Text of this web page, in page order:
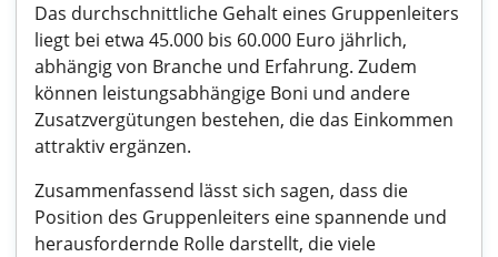
Das durchschnittliche Gehalt eines Gruppenleiters
liegt bei etwa 45.000 bis 60.000 Euro jährlich,
abhängig von Branche und Erfahrung. Zudem
können leistungsabhängige Boni und andere
Zusatzvergütungen bestehen, die das Einkommen
attraktiv ergänzen.
Zusammenfassend lässt sich sagen, dass die
Position des Gruppenleiters eine spannende und
herausfordernde Rolle darstellt, die viele